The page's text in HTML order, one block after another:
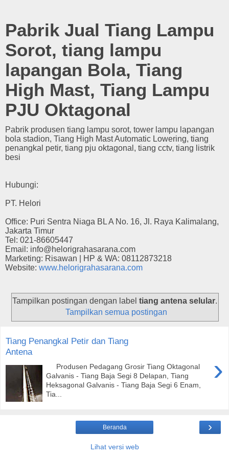
Pabrik Jual Tiang Lampu
Sorot, tiang lampu
lapangan Bola, Tiang
High Mast, Tiang Lampu
PJU Oktagonal
Pabrik produsen tiang lampu sorot, tower lampu lapangan
bola stadion, Tiang High Mast Automatic Lowering, tiang
penangkal petir, tiang pju oktagonal, tiang cctv, tiang listrik
besi
Hubungi:
PT. Helori
Office: Puri Sentra Niaga BL A No. 16, Jl. Raya Kalimalang,
Jakarta Timur
Tel: 021-86605447
Email: info@helorigrahasarana.com
Marketing: Risawan | HP & WA: 08112873218
Website: www.helorigrahasarana.com
Tampilkan postingan dengan label tiang antena selular.
Tampilkan semua postingan
Tiang Penangkal Petir dan Tiang
Antena
›
Produsen Pedagang Grosir Tiang Oktagonal
Galvanis - Tiang Baja Segi 8 Delapan, Tiang
Heksagonal Galvanis - Tiang Baja Segi 6 Enam,
Tia...
›
Beranda
Lihat versi web